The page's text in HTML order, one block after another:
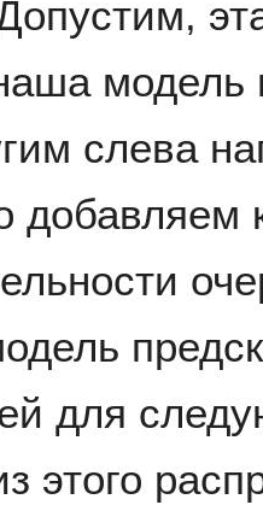
модель
слева
для
этого